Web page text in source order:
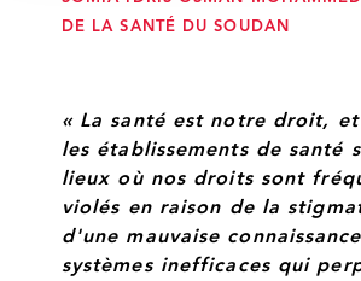
DE LA SANTÉ DU SOUDAN
« La santé est notre droit,
les établissements de santé
lieux où nos droits sont
violés en raison de la
d'une mauvaise
systèmes inefficaces qui